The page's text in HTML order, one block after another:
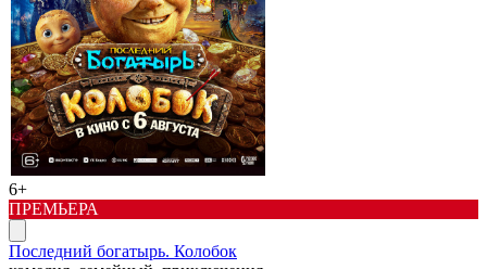
6+
ПРЕМЬЕРА
Последний богатырь. Колобок